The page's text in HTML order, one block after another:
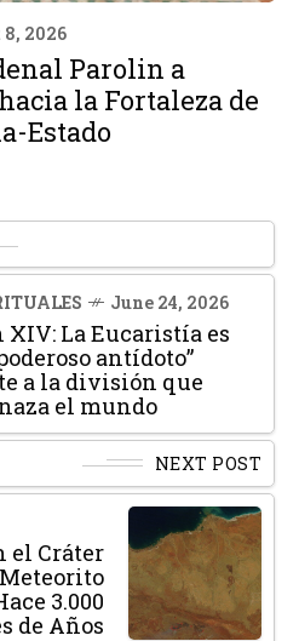
2026
Parolin a
la Fortaleza de
Estado
June 24, 2026
XIV: La Eucaristía es
antídoto”
a la división que
el mundo
NEXT POST
el Cráter
3.000
de Años